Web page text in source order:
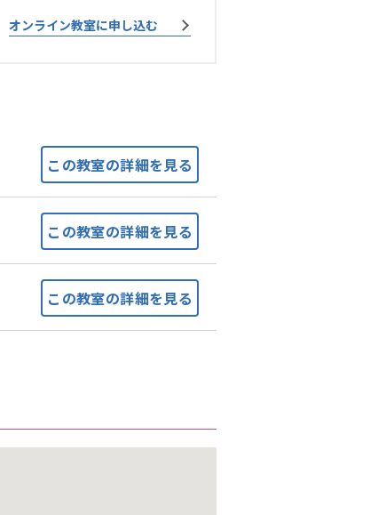
オンライン教室に申し込む